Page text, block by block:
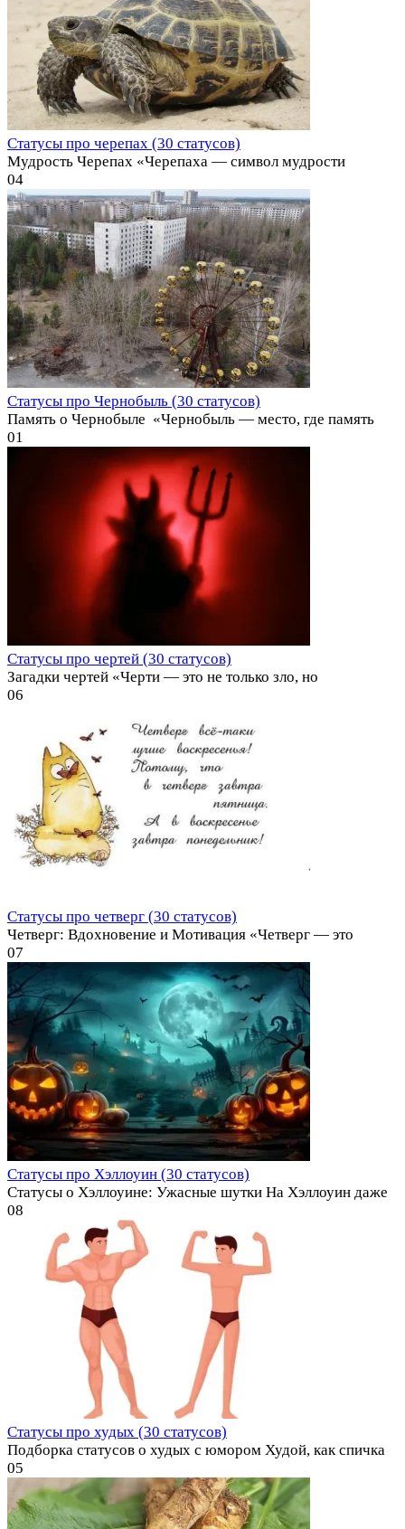
Статусы про черепах (30 статусов)
Мудрость Черепах «Черепаха — символ мудрости
04
Статусы про Чернобыль (30 статусов)
Память о Чернобыле ️ «Чернобыль — место, где память
01
Статусы про чертей (30 статусов)
Загадки чертей «Черти — это не только зло, но
06
Статусы про четверг (30 статусов)
Четверг: Вдохновение и Мотивация «Четверг — это
07
Статусы про Хэллоуин (30 статусов)
Статусы о Хэллоуине: Ужасные шутки На Хэллоуин даже
08
Статусы про худых (30 статусов)
Подборка статусов о худых с юмором Худой, как спичка
05